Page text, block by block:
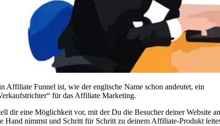
Affiliate Funnel ist, wie der englische Name schon andeutet, ein
für das Affiliate Marketing.
dir eine Möglichkeit vor, mit der Du die Besucher deiner Website an
Hand nimmst und Schritt für Schritt zu deinem Affiliate-Produkt